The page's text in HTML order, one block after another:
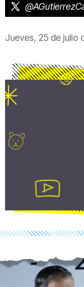
Jueves, 25 de julio